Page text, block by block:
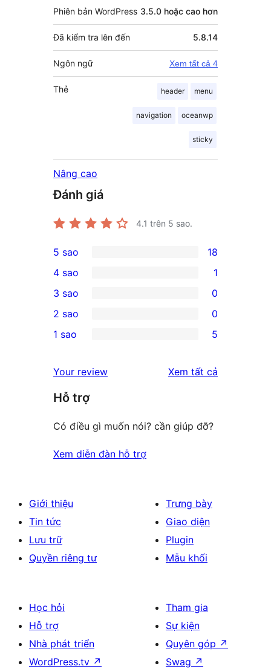
Phiên bản WordPress 3.5.0 hoặc cao hơn
Đã kiểm tra lên đến 5.8.14
Ngôn ngữ Xem tất cả 4
Thẻ header menu
navigation oceanwp
sticky
Nâng cao
Đánh giá
4.1 trên 5 sao.
18
5-
star
reviews
5 sao 18
4-
star
review
4 sao 1
0
3-
star
3 sao 0
2-
reviews
2 sao 0
star
reviews
1 sao 5
Your review Xem tất cả
Hỗ trợ
Có điều gì muốn nói? cần giúp đỡ?
Xem diễn đàn hỗ trợ
Giới thiệu
Tin tức
Lưu trữ
Quyền riêng tư
Trưng bày
Giao diện
Plugin
Mẫu khối
Học hỏi
Hỗ trợ
Nhà phát triển
WordPress.tv ↗
Tham gia
Sự kiện
Quyên góp ↗
Swag ↗